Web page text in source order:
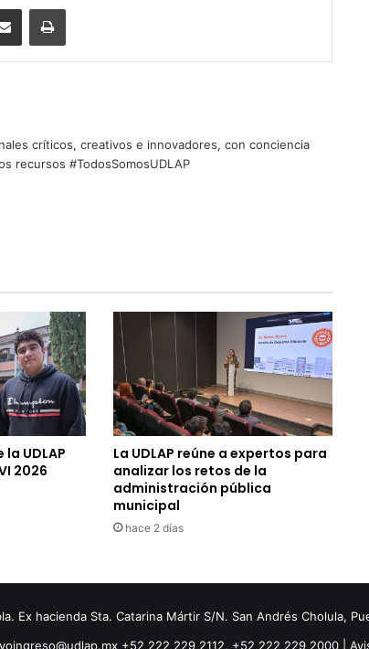
Share via Email Print
críticos, creativos e innovadores, con conciencia
recursos #TodosSomosUDLAP
la UDLAP
2026
La UDLAP reúne a expertos para
analizar los retos de la
administración pública
municipal
hace 2 días
Ex hacienda Sta. Catarina Mártir S/N. San Andrés Cholula,
+52 222 229 2112, +52 222 229 2000 |